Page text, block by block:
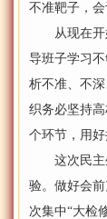
不准靶子，
从现在开始
导班子学习
析不准、不
织务必坚持
个环节，用
这次民主生
验。做好会
次集中“大检